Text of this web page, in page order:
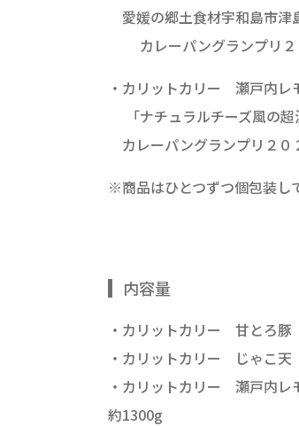
愛媛の郷土食材宇和島市津
カレーパングランプリ２
・カリットカリー 瀬戸内レ
「ナチュラルチーズ風の超
カレーパングランプリ２０
※商品はひとつずつ個包装し
内容量
・カリットカリー 甘とろ豚
・カリットカリー じゃこ天
・カリットカリー 瀬戸内レ
約1300g